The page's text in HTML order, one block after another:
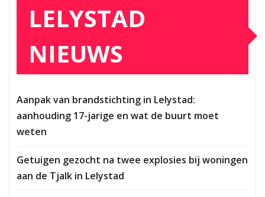
LELYSTAD
NIEUWS
Aanpak van brandstichting in Lelystad:
aanhouding 17-jarige en wat de buurt moet
weten
Getuigen gezocht na twee explosies bij woningen
aan de Tjalk in Lelystad